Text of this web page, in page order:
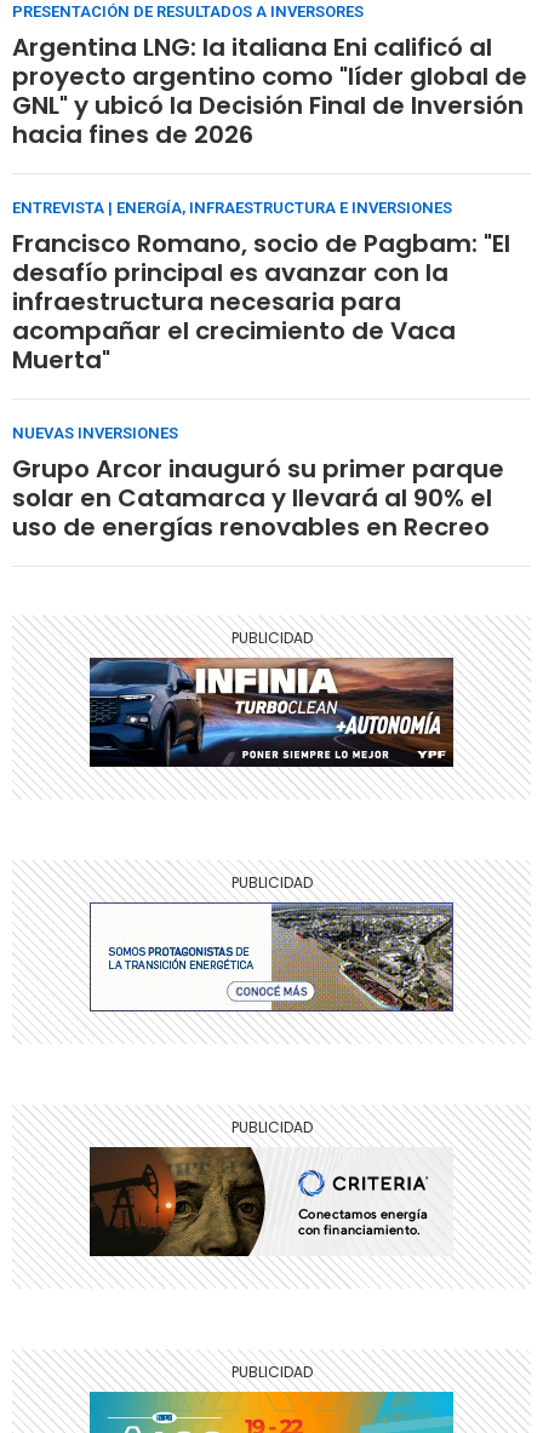
PRESENTACIÓN DE RESULTADOS A INVERSORES
Argentina LNG: la italiana Eni calificó al
proyecto argentino como "líder global de
GNL" y ubicó la Decisión Final de Inversión
hacia fines de 2026
ENTREVISTA | ENERGÍA, INFRAESTRUCTURA E INVERSIONES
Francisco Romano, socio de Pagbam: "El
desafío principal es avanzar con la
infraestructura necesaria para
acompañar el crecimiento de Vaca
Muerta"
NUEVAS INVERSIONES
Grupo Arcor inauguró su primer parque
solar en Catamarca y llevará al 90% el
uso de energías renovables en Recreo